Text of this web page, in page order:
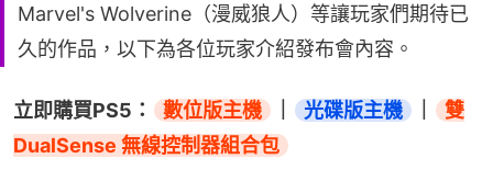
Marvel's Wolverine（漫威狼人）等讓玩家們期待已
久的作品，以下為各位玩家介紹發布會內容。
立即購買PS5： 數位版主機 光碟版主機
雙
DualSense 無線控制器組合包